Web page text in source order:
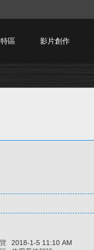
區 影片創作
2018-1-5 11:10 AM